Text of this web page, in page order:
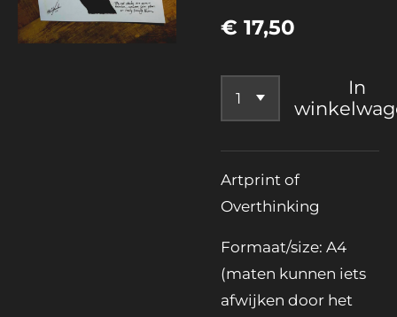
€ 17,50
In
Artprint of
Overthinking
Formaat/size: A4
(maten kunnen iets
afwijken door het